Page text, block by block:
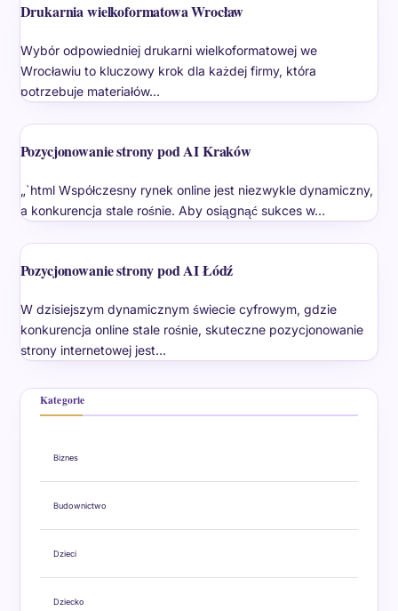
Drukarnia wielkoformatowa Wrocław
Wybór odpowiedniej drukarni wielkoformatowej we
Wrocławiu to kluczowy krok dla każdej firmy, która
potrzebuje materiałów…
Pozycjonowanie strony pod AI Kraków
„`html Współczesny rynek online jest niezwykle dynamiczny,
a konkurencja stale rośnie. Aby osiągnąć sukces w…
Pozycjonowanie strony pod AI Łódź
W dzisiejszym dynamicznym świecie cyfrowym, gdzie
konkurencja online stale rośnie, skuteczne pozycjonowanie
strony internetowej jest…
Kategorie
Biznes
Budownictwo
Dzieci
Dziecko